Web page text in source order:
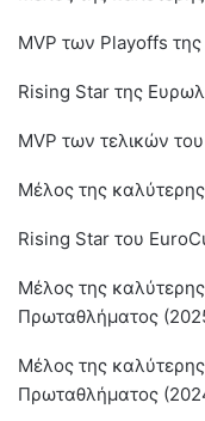
MVP των Playoffs
Rising Star της
MVP των τελικών
Μέλος της
Rising Star του
Μέλος της
Πρωταθλήματος
Μέλος της
Πρωταθλήματος